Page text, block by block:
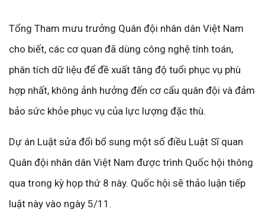
Tổng Tham mưu trưởng Quân đội nhân dân Việt Nam
cho biết, các cơ quan đã dùng công nghệ tính toán,
phân tích dữ liệu để đề xuất tăng độ tuổi phục vụ phù
hợp nhất, không ảnh hưởng đến cơ cấu quân đội và đảm
bảo sức khỏe phục vụ của lực lượng đặc thù.
Dự án Luật sửa đổi bổ sung một số điều Luật Sĩ quan
Quân đội nhân dân Việt Nam được trình Quốc hội thông
qua trong kỳ họp thứ 8 này. Quốc hội sẽ thảo luận tiếp
luật này vào ngày 5/11.